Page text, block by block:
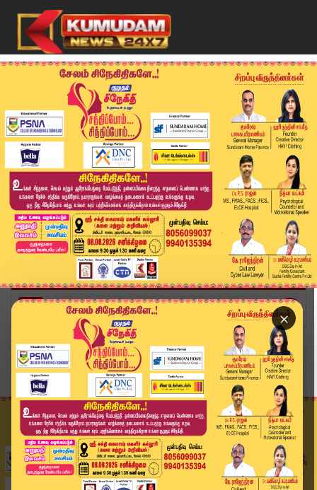
×
Home
வீடியோ ஸ்டோரி
நாளும் என்ன செய்தி வெளியாகுமோ பேசவே பயம் - நடிக...